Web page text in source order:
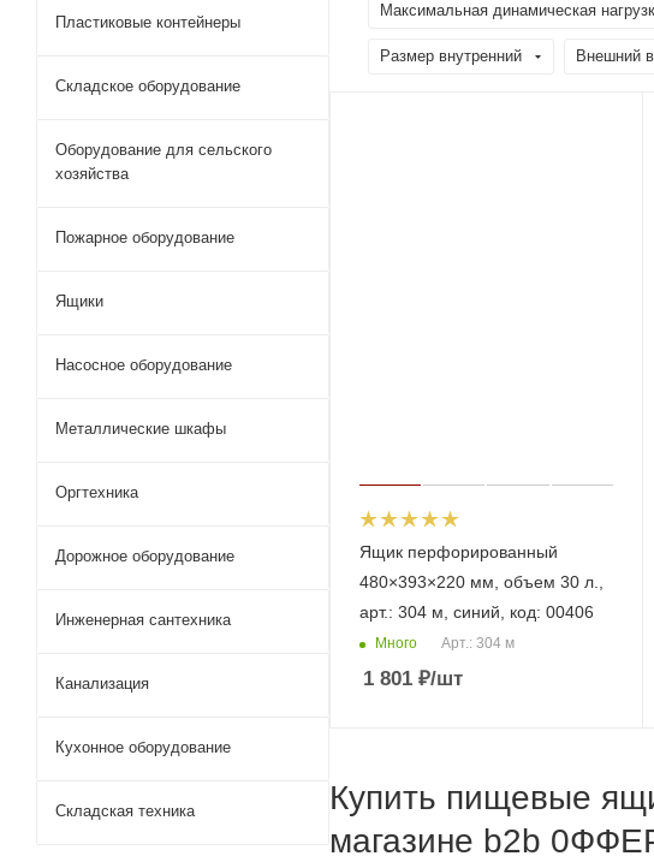
Максимальная динамическая
Размер внутренний Внешний
Ящик перфорированный
480×393×220 мм, объем 30 л.,
арт.: 304 м, синий, код: 00406
Много Арт.: 304 м
1 801 ₽/шт
Купить пищевые
магазине b2b
Пластиковые контейнеры
Складское оборудование
Оборудование для сельского
хозяйства
Пожарное оборудование
Ящики
Насосное оборудование
Металлические шкафы
Оргтехника
Дорожное оборудование
Инженерная сантехника
Канализация
Кухонное оборудование
Складская техника